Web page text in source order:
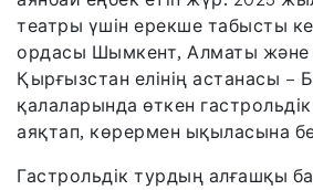
театры үшін ерекше табысты
ордасы Шымкент, Алматы және
Қырғызстан елінің астанасы –
қалаларында өткен
аяқтап, көрермен ықыласына
Гастрольдік турдың алғашқы